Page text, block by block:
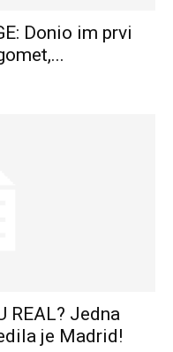
Donio im prvi
REAL? Jedna
je Madrid!